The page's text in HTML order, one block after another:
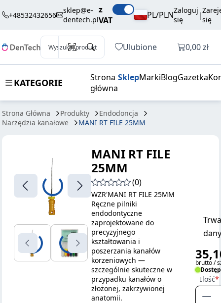
+48532432656
sklep@e-
dentech.pl
z
VAT
PL/PLNZaloguj
się
|się
Wyszukaj produkt Ulubione Otwórz
0,00 zł
KATEGORIE
Strona
główna
SklepMarkiBlogGazetka
Strona Główna Produkty
Endodoncja
Narzędzia kanałowe
MANI RT FILE 25MM
25MM
brutto / szt.
MANI RT FILE
25MM
(0)
WZR'MANI RT FILE 25MM
Ręczne pilniki
endodontyczne
zaprojektowane do
precyzyjnego
kształtowania i
poszerzania kanałów
korzeniowych —
szczególnie skuteczne w
przypadku kanałów o
złożonej, zakrzywionej
anatomii.
brutto /
Ilość